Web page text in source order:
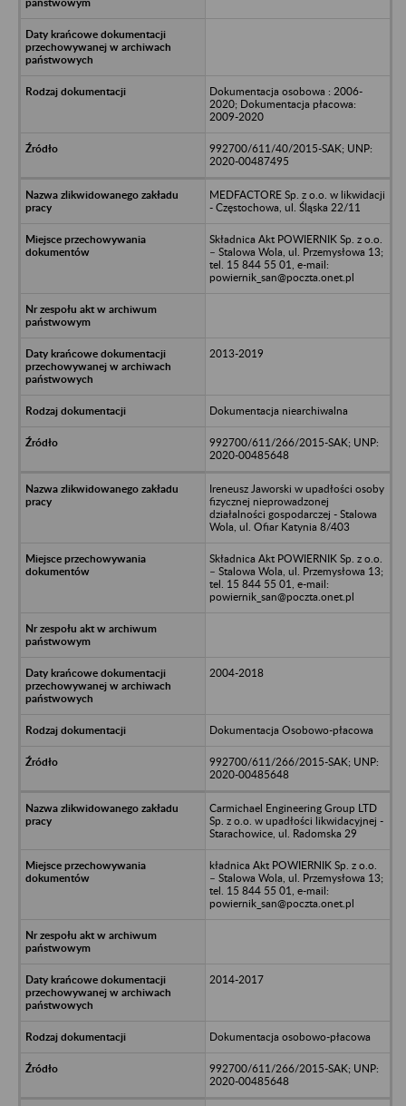
Dokumentacja osobowa : 2006-
2020; Dokumentacja płacowa:
2009-2020
992700/611/40/2015-SAK; UNP:
2020-00487495
MEDFACTORE Sp. z o.o. w likwidacji
- Częstochowa, ul. Śląska 22/11
Składnica Akt POWIERNIK Sp. z o.o.
– Stalowa Wola, ul. Przemysłowa 13;
tel. 15 844 55 01, e-mail:
powiernik_san@poczta.onet.pl
2013-2019
Dokumentacja niearchiwalna
992700/611/266/2015-SAK; UNP:
2020-00485648
Ireneusz Jaworski w upadłości osoby
fizycznej nieprowadzonej
działalności gospodarczej - Stalowa
Wola, ul. Ofiar Katynia 8/403
Składnica Akt POWIERNIK Sp. z o.o.
– Stalowa Wola, ul. Przemysłowa 13;
tel. 15 844 55 01, e-mail:
powiernik_san@poczta.onet.pl
2004-2018
Dokumentacja Osobowo-płacowa
992700/611/266/2015-SAK; UNP:
2020-00485648
Carmichael Engineering Group LTD
Sp. z o.o. w upadłości likwidacyjnej -
Starachowice, ul. Radomska 29
kładnica Akt POWIERNIK Sp. z o.o.
– Stalowa Wola, ul. Przemysłowa 13;
tel. 15 844 55 01, e-mail:
powiernik_san@poczta.onet.pl
2014-2017
Dokumentacja osobowo-płacowa
992700/611/266/2015-SAK; UNP:
2020-00485648